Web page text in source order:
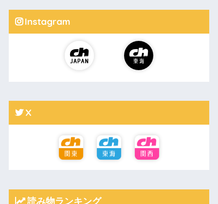
Instagram
X
読み物ランキング